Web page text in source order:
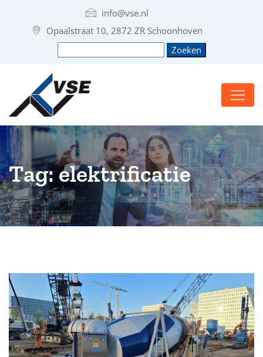
info@vse.nl
Opaalstraat 10, 2872 ZR Schoonhoven
Tag:elektrificatie